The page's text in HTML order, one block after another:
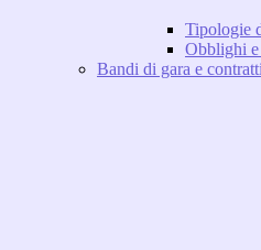
Tipologie
Obblighi e
Bandi di gara e contratti